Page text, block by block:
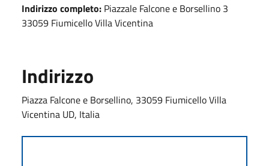
Indirizzo completo: Piazzale Falcone e Borsellino 3
33059 Fiumicello Villa Vicentina
Indirizzo
Piazza Falcone e Borsellino, 33059 Fiumicello Villa
Vicentina UD, Italia